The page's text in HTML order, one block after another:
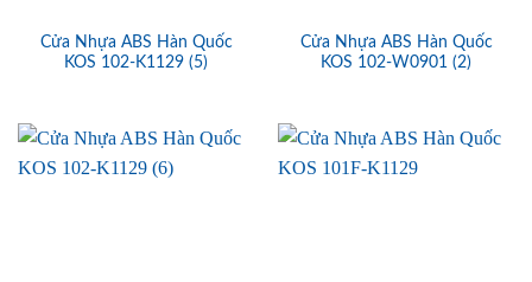
Cửa Nhựa ABS Hàn Quốc
KOS 102-K1129 (5)
Cửa Nhựa ABS Hàn Quốc
KOS 102-W0901 (2)